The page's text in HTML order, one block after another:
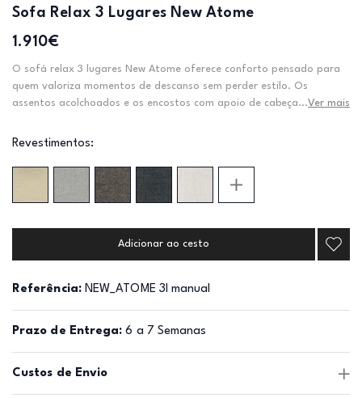
Sofa Relax 3 Lugares New Atome
1.910€
O sofá relax 3 lugares New Atome oferece conforto pensado para
quem valoriza momentos de descanso sem perder estilo. Os
assentos acolchoados e os encostos com apoio de cabeça...Ver mais
Revestimentos:
Adicionar ao cesto
Referência: NEW_ATOME 3l manual
Prazo de Entrega: 6 a 7 Semanas
Custos de Envio